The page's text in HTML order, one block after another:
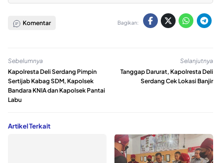
Komentar Bagikan:
Sebelumnya
Kapolresta Deli Serdang Pimpin
Sertijab Kabag SDM, Kapolsek
Bandara KNIA dan Kapolsek Pantai
Labu
Selanjutnya
Tanggap Darurat, Kapolresta Deli
Serdang Cek Lokasi Banjir
Artikel Terkait